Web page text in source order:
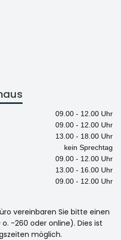
09.00 - 12.00 Uhr
09.00 - 12.00 Uhr
13.00 - 18.00 Uhr
kein Sprechtag
09.00 - 12.00 Uhr
13.00 - 16.00 Uhr
09.00 - 12.00 Uhr
vereinbaren Sie bitte einen
-260 oder online). Dies ist
möglich.